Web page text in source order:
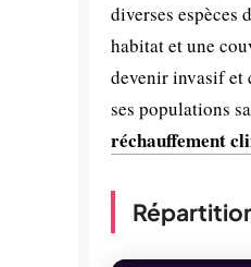
diverses espèces
habitat et une
devenir invasif et
ses populations
réchauffement